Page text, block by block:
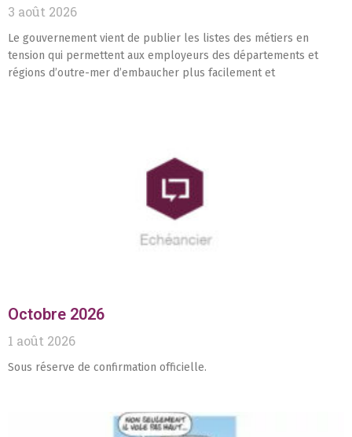
3 août 2026
Le gouvernement vient de publier les listes des métiers en
tension qui permettent aux employeurs des départements et
régions d’outre-mer d’embaucher plus facilement et
Octobre 2026
1 août 2026
Sous réserve de confirmation officielle.